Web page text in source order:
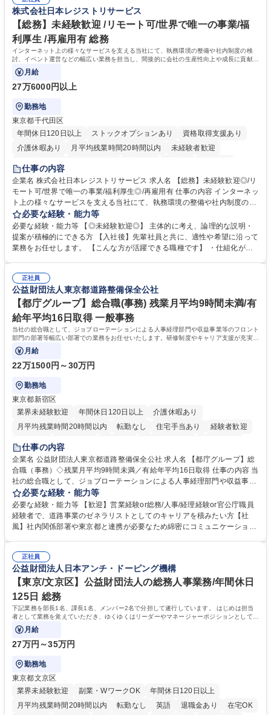
業務職/三井物産グループ/平均残業時間10H/完全週休2日
ション力がある方。 ・チャレンジを厭わず、粘り強く業務に取り組める
方。多様な関係者と謙虚に信頼関係を構築でき、期限を意識したスケジュ
ール管理が出来る方。※将来的に他部署（営業部門、コーポレート部門）
へのジョブローテーションの可能性があります。 学歴・資格 学歴：大学
院 大学 語学力： 資格：宅地建物取引士
株式会社日本レジストリサービス
【総務】未経験歓迎 /リモート可/世界で唯一の事業/福
利厚生 /再雇用有 総務
インターネット上の様々なサービスを支える当社にて、執務環境の整備や社内制度の検
討、イベント運営などの幅広い業務を担当し、間接的に会社の生産性向上や成長に貢献し
ている部署です。
月給
27万6000円以上
勤務地
東京都千代田区
年間休日120日以上
ストックオプションあり
資格取得支援あり
介護休暇あり
月平均残業時間20時間以内
未経験者歓迎
住宅手当あり
完全週休2日制
交通費支給 駅近5分以内 土日祝休み 服装自由
仕事の内容
企業名 株式会社日本レジストリサービス 求人名 【総務】未経験歓迎◎/リ
モート可/世界で唯一の事業/福利厚生◎/再雇用有 仕事の内容 インターネッ
ト上の様々なサービスを支える当社にて、執務環境の整備や社内制度の検
討、イベント運営などの幅広い業務を担当し、間接的に会社の生産性向上
や成長に貢献している部署です。 会社の全メンバーが安心して長く成果を
発揮できる環境を整えるために、毎日のメンテナンスや維持管理に加え、
新たな施策検討を積極的に行っていただき、会社全体を巻き込み課題解決
幅広い業務の体得が可能で、多様なキャリアパスを描くことも可能です。
募集職種 【総務】未経験歓迎◎/リモート可/世界で唯一の事業/福利厚生◎/
再雇用有
必要な経験・能力等
必要な経験・能力等 【◎未経験歓迎◎】 主体的に考え、論理的な説明・
提案が積極的にできる方 【入社後】先輩社員と共に、適性や希望に沿って
業務をお任せします。 【こんな方が活躍できる職種です】 ・仕組化が好
対処できる・新しいことに興味関心がある 【魅力】■自己啓発支援：資格
取得や通信教育など費用の80%（年間25万円まで）を補助 ■住宅手当：家
賃の50%（月額7万円まで）を補助 学歴・資格 学歴：大学院 大学 語学
力： 資格：
正社員
公益財団法人東京都道路整備保全公社
【都庁グループ】総合職(事務) 残業月平均9時間未満/有
給年平均16日取得 一般事務
当社の総合職として、ジョブローテーションによる人事経理部門や収益事業等のフロント
部門の部署等幅広い部署での業務をお任せいたします。研修制度やキャリア支援が充実し
ております！ ※下記業務詳細
月給
22万1500円～30万円
勤務地
東京都新宿区
業界未経験歓迎
年間休日120日以上
介護休暇あり
月平均残業時間20時間以内
転勤なし 住宅手当あり
経験者歓迎
研修あり
退職金あり
駅近5分以内
資格取得手当あり 食事補助あり
仕事の内容
企業名 公益財団法人東京都道路整備保全公社 求人名 【都庁グループ】総
合職（事務）◇残業月平均9時間未満／有給年平均16日取得 仕事の内容 当
社の総合職として、ジョブローテーションによる人事経理部門や収益事業
等のフロント部門の部署等幅広い部署での業務をお任せいたします。研修
制度やキャリア支援が充実しております！ ※下記業務詳細 【業務詳細】■
管理部門：広報、人事、経理など当公社の運営に係る管理業務 ■収益部
門：駐車場の新規開拓、管理運営、新宿駅西口広場の「イベントコーナ
道路施設や道路工事現場の見学ツアー事業 ※入社後は上記いずれかの部門
へ配属。※業務内容変更の範囲：会社の定める業務 募集職種 【都庁グル
ープ】総合職（事務）◇残業月平均9時間未満／有給年平均16日取得
必要な経験・能力等
必要な経験・能力等 【歓迎】営業経験or総務/人事/経理経験or官公庁職員
経験者で、道路事業のゼネラリストとしてのキャリアを積みたい方【社
風】社内関係部署や東京都と連携が必要なため綿密にコミュニケーション
部門など多岐に渡る業務を経験できます。 ■様々なプロジェクト：駐車場
事業の他、新宿駅西口広場内に設置された照明を兼ねた広告「ブライトサ
イン」の管理運営を行うなど、事業収益を生み出す活動を積極的に行って
います。 学歴・資格 学歴：大学院 大学 高専 短大 専修学校 高校 語学力：
資格：
正社員
公益財団法人日本アンチ・ドーピング機構
【東京/文京区】公益財団法人の総務人事業務/年間休日
125日 総務
下記業務を部長1名、課長1名、メンバー2名で分担して遂行しています。 はじめは担当
者として業務を覚えていただき、ゆくゆくはリーダーやマネージャーポジションとして活
躍いただくことを期待しています。
月給
27万円～35万円
勤務地
東京都文京区
業界未経験歓迎
副業・WワークOK
年間休日120日以上
月平均残業時間20時間以内
転勤なし 英語 退職金あり
在宅OK